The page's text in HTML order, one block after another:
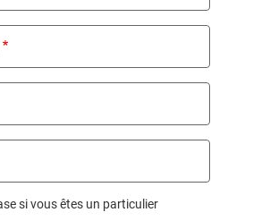
si vous êtes un particulier